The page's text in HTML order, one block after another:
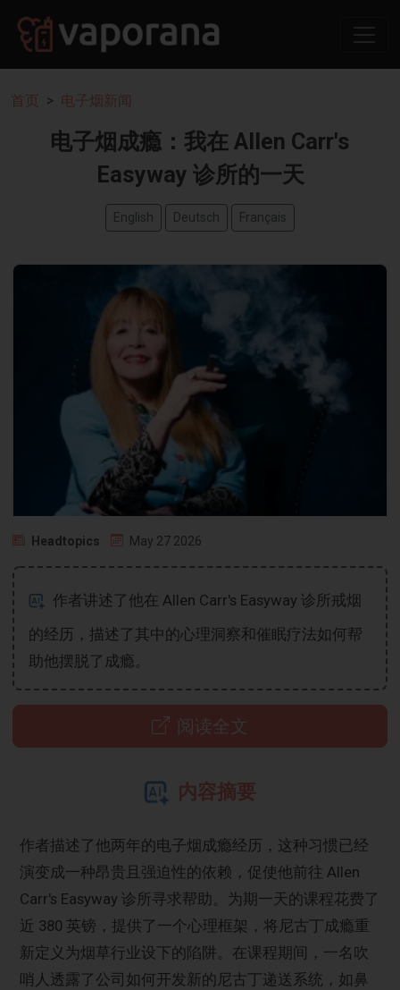
首页 电子烟新闻
电子烟成瘾：我在 Allen Carr's
Easyway 诊所的一天
English Deutsch Français
Headtopics May 27 2026
作者讲述了他在 Allen Carr's Easyway 诊所戒烟
的经历，描述了其中的心理洞察和催眠疗法如何帮
助他摆脱了成瘾。
阅读全文
内容摘要
作者描述了他两年的电子烟成瘾经历，这种习惯已经
演变成一种昂贵且强迫性的依赖，促使他前往 Allen
Carr's Easyway 诊所寻求帮助。为期一天的课程花费了
近 380 英镑，提供了一个心理框架，将尼古丁成瘾重
新定义为烟草行业设下的陷阱。在课程期间，一名吹
哨人透露了公司如何开发新的尼古丁递送系统，如鼻